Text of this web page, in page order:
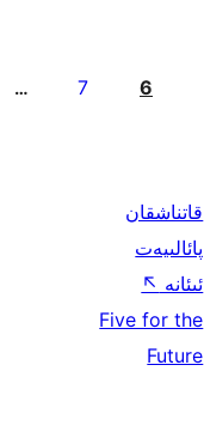
6
7
…
قاتناشقان
پائالىيەت
ئىئانە ↖
Five for the
Future